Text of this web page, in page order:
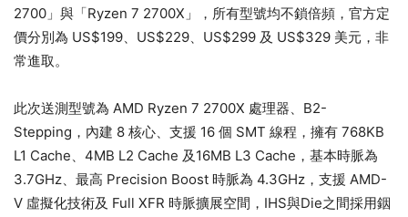
2700」與「Ryzen 7 2700X」，所有型號均不鎖倍頻，官方定
價分別為 US$199、US$229、US$299 及 US$329 美元，非
常進取。
此次送測型號為 AMD Ryzen 7 2700X 處理器、B2-
Stepping，內建 8 核心、支援 16 個 SMT 線程，擁有 768KB
L1 Cache、4MB L2 Cache 及16MB L3 Cache，基本時脈為
3.7GHz、最高 Precision Boost 時脈為 4.3GHz，支援 AMD-
V 虛擬化技術及 Full XFR 時脈擴展空間，IHS與Die之間採用銦